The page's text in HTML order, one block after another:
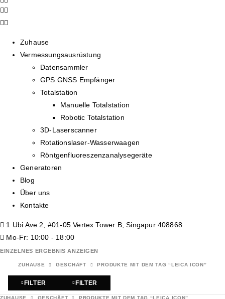
Zuhause
Vermessungsausrüstung
Datensammler
GPS GNSS Empfänger
Totalstation
Manuelle Totalstation
Robotic Totalstation
3D-Laserscanner
Rotationslaser-Wasserwaagen
Röntgenfluoreszenzanalysegeräte
Generatoren
Blog
Über uns
Kontakte
1 Ubi Ave 2, #01-05 Vertex Tower B, Singapur 408868
Mo-Fr: 10:00 - 18:00
EINZELNES ERGEBNIS ANZEIGEN
ZUHAUSE GESCHÄFT PRODUKTE MIT DEM TAG “LEICA ICON”
FILTER FILTER
ZUHAUSE GESCHÄFT PRODUKTE MIT DEM TAG “LEICA ICON”